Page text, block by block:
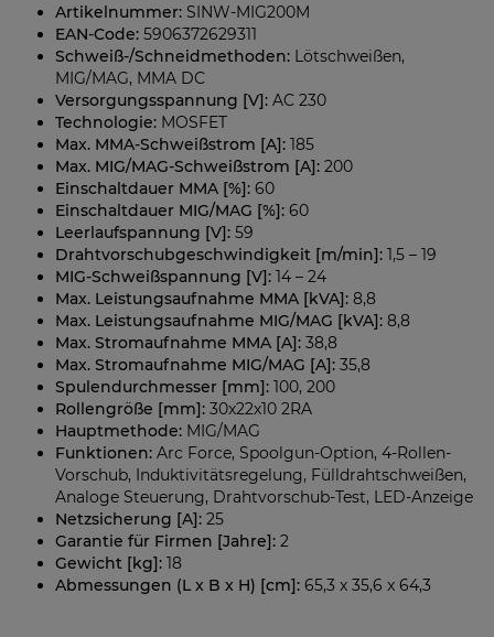
Artikelnummer: SINW-MIG200M
EAN-Code: 5906372629311
Schweiß-/Schneidmethoden: Lötschweißen,
MIG/MAG, MMA DC
Versorgungsspannung [V]: AC 230
Technologie: MOSFET
Max. MMA-Schweißstrom [A]: 185
Max. MIG/MAG-Schweißstrom [A]: 200
Einschaltdauer MMA [%]: 60
Einschaltdauer MIG/MAG [%]: 60
Leerlaufspannung [V]: 59
Drahtvorschubgeschwindigkeit [m/min]: 1,5 – 19
MIG-Schweißspannung [V]: 14 – 24
Max. Leistungsaufnahme MMA [kVA]: 8,8
Max. Leistungsaufnahme MIG/MAG [kVA]: 8,8
Max. Stromaufnahme MMA [A]: 38,8
Max. Stromaufnahme MIG/MAG [A]: 35,8
Spulendurchmesser [mm]: 100, 200
Rollengröße [mm]: 30x22x10 2RA
Hauptmethode: MIG/MAG
Funktionen: Arc Force, Spoolgun-Option, 4-Rollen-
Vorschub, Induktivitätsregelung, Fülldrahtschweißen,
Analoge Steuerung, Drahtvorschub-Test, LED-Anzeige
Netzsicherung [A]: 25
Garantie für Firmen [Jahre]: 2
Gewicht [kg]: 18
Abmessungen (L x B x H) [cm]: 65,3 x 35,6 x 64,3